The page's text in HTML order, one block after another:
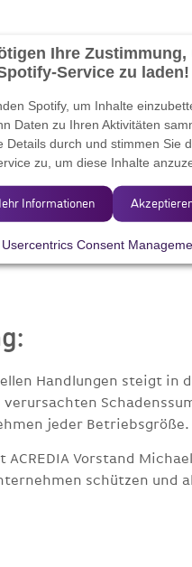
Ihre Zustimmung,
Service zu laden!
Spotify, um Inhalte
Daten zu Ihren Aktivitäten
Details durch und stimmen Sie
zu, um diese Inhalte
Informationen
Usercentrics Consent
Handlungen steigt in
jeder Betriebsgröße.
Vorstand
schützen und